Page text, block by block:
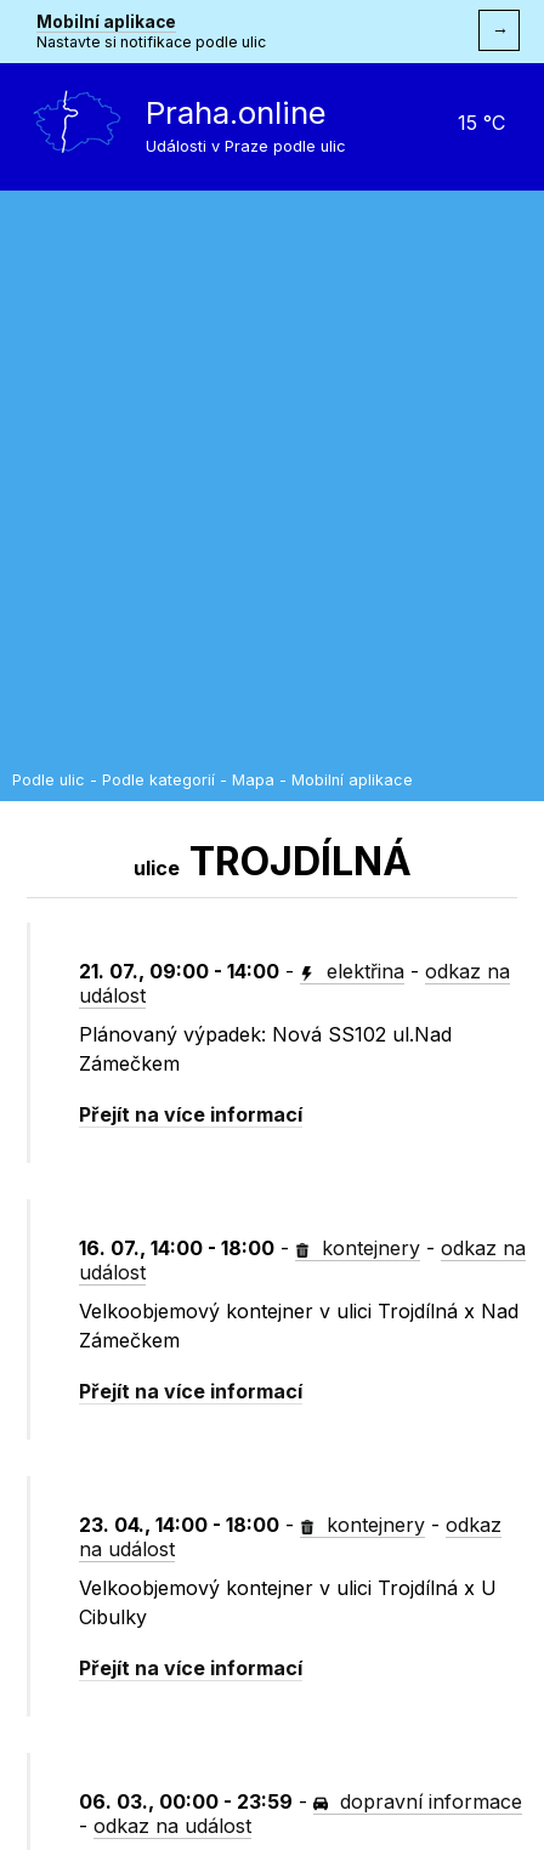
Mobilní aplikace
Nastavte si notifikace podle ulic
→
Praha.online
Události v Praze podle ulic
15 °C
Podle ulic - Podle kategorií - Mapa - Mobilní aplikace
uliceTROJDÍLNÁ
21. 07., 09:00 - 14:00 - elektřina -odkaz na
událost
Plánovaný výpadek: Nová SS102 ul.Nad
Zámečkem
Přejít na více informací
16. 07., 14:00 - 18:00 - kontejnery -odkaz na
událost
Velkoobjemový kontejner v ulici Trojdílná x Nad
Zámečkem
Přejít na více informací
23. 04., 14:00 - 18:00 - kontejnery -odkaz
na událost
Velkoobjemový kontejner v ulici Trojdílná x U
Cibulky
Přejít na více informací
06. 03., 00:00 - 23:59 -
dopravní informace
-odkaz na událost